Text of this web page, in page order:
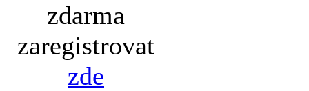
zdarma
zaregistrovat
zde